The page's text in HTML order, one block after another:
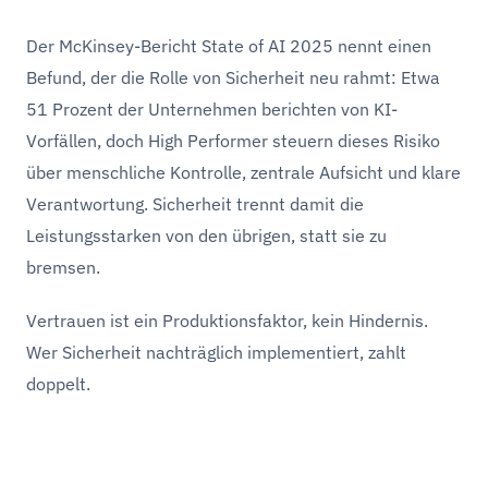
Der McKinsey-Bericht State of AI 2025 nennt einen
Befund, der die Rolle von Sicherheit neu rahmt: Etwa
51 Prozent der Unternehmen berichten von KI-
Vorfällen, doch High Performer steuern dieses Risiko
über menschliche Kontrolle, zentrale Aufsicht und klare
Verantwortung. Sicherheit trennt damit die
Leistungsstarken von den übrigen, statt sie zu
bremsen.
Vertrauen ist ein Produktionsfaktor, kein Hindernis.
Wer Sicherheit nachträglich implementiert, zahlt
doppelt.